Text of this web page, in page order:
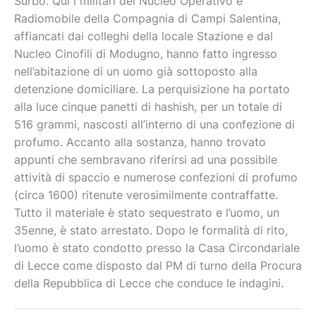
Radiomobile della Compagnia di Campi Salentina,
affiancati dai colleghi della locale Stazione e dal
Nucleo Cinofili di Modugno, hanno fatto ingresso
nell’abitazione di un uomo già sottoposto alla
detenzione domiciliare. La perquisizione ha portato
alla luce cinque panetti di hashish, per un totale di
516 grammi, nascosti all’interno di una confezione di
profumo. Accanto alla sostanza, hanno trovato
appunti che sembravano riferirsi ad una possibile
attività di spaccio e numerose confezioni di profumo
(circa 1600) ritenute verosimilmente contraffatte.
Tutto il materiale è stato sequestrato e l’uomo, un
35enne, è stato arrestato. Dopo le formalità di rito,
l’uomo è stato condotto presso la Casa Circondariale
di Lecce come disposto dal PM di turno della Procura
della Repubblica di Lecce che conduce le indagini.